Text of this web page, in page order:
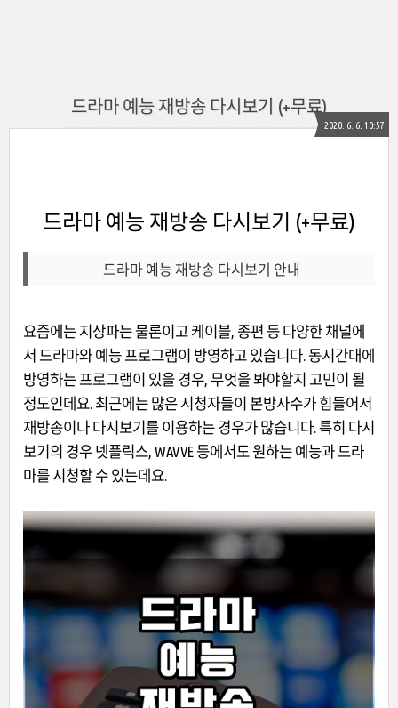
드라마 예능 재방송 다시보기 (+무료)
2020. 6. 6. 10:57
드라마 예능 재방송 다시보기 (+무료)
드라마 예능 재방송 다시보기 안내
요즘에는 지상파는 물론이고 케이블, 종편 등 다양한 채널에
서 드라마와 예능 프로그램이 방영하고 있습니다. 동시간대에
방영하는 프로그램이 있을 경우, 무엇을 봐야할지 고민이 될
정도인데요. 최근에는 많은 시청자들이 본방사수가 힘들어서
재방송이나 다시보기를 이용하는 경우가 많습니다. 특히 다시
보기의 경우 넷플릭스, WAVVE 등에서도 원하는 예능과 드라
마를 시청할 수 있는데요.